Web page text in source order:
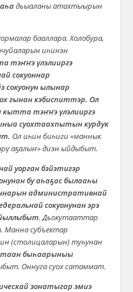
дьыаланы атахтыырын
бааллара. Холобура,
иһинэн
тэҥҥэ үлэлииргэ
сокуоннар
сокуонун ылынар
гынан кэбиспиттэр. Ол
тэҥҥэ үлэлииргэ
суохтаахпытын курдук
Ол иһин биһиги «маннык
аҕалыҥ» диэн ыйдыбыт.
уорган бэйэтигэр
бу аһаҕас былааһы
административнай
сокуонунан эрэ
. Дьокутааттар
субъектар
(столицаларын) туһунан
быһаарыныы
Оннуга суох сатаммат.
зонатыгар эмиэ